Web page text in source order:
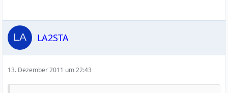
LA2STA
13. Dezember 2011 um 22:43